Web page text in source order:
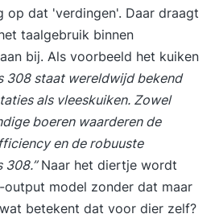
Resource Management,
en een intensieve
Leiderschap.
continu met elkaar
aandacht voor
communicatie, creatief
Module 1:
& verandermanagement
strategie en
op dat 'verdingen'. Daar draagt
taalgebruik binnen
bij. Als voorbeeld het kuiken
308 staat wereldwijd bekend
als vleeskuiken. Zowel
boeren waarderen de
en de robuuste
308.”Naar het diertje wordt
output model zonder dat maar
betekent dat voor dier zelf?